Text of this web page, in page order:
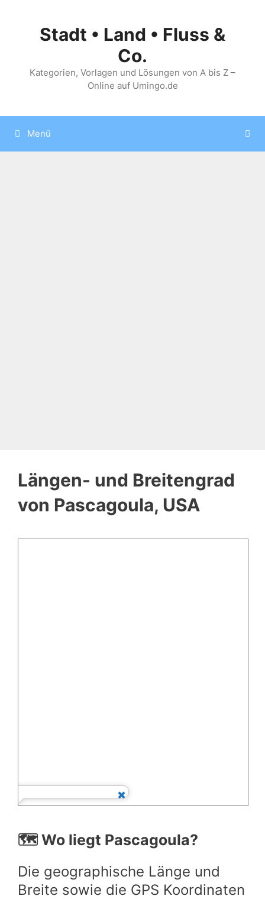
springenStadt • Land • Fluss &
Co.
Kategorien, Vorlagen und Lösungen von A bis Z –
Online auf Umingo.de
Menü
Längen- und Breitengrad
von Pascagoula, USA
🗺️ Wo liegt Pascagoula?
Die geographische Länge und
Breite sowie die GPS Koordinaten